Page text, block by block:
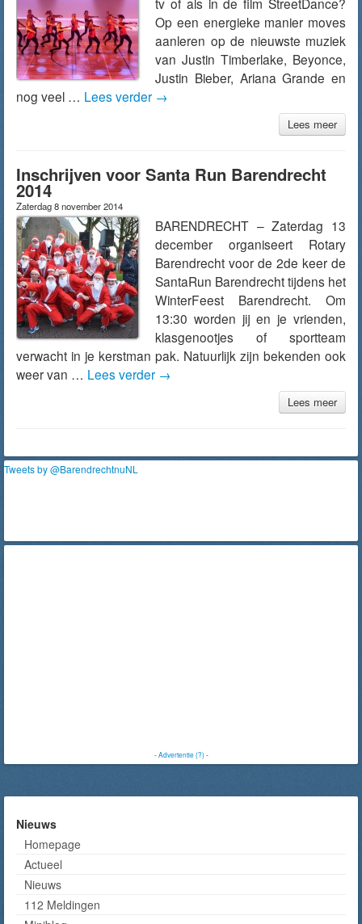
Op een energieke manier moves
aanleren op de nieuwste muziek
van Justin Timberlake, Beyonce,
Justin Bieber, Ariana Grande en
nog veel … Lees verder →
Lees meer
Inschrijven voor Santa Run Barendrecht
2014
Zaterdag 8 november 2014
BARENDRECHT – Zaterdag 13
december organiseert Rotary
Barendrecht voor de 2de keer de
SantaRun Barendrecht tijdens het
WinterFeest Barendrecht. Om
13:30 worden jij en je vrienden,
klasgenootjes of sportteam
verwacht in je kerstman pak. Natuurlijk zijn bekenden ook
weer van … Lees verder →
Lees meer
Tweets by @BarendrechtnuNL
-Advertentie (?)-
Nieuws
Homepage
Actueel
Nieuws
112 Meldingen